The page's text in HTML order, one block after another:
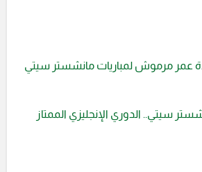
عمر مرموش لمباريات مانشستر سيتي